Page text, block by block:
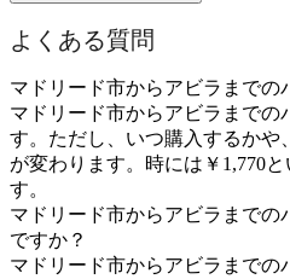
よくある質問
マドリード市からアビラまでの
マドリード市からアビラまでの
す。ただし、いつ購入するかや
が変わります。時には￥1,770
す。
マドリード市からアビラまでの
ですか？
マドリード市からアビラまでの